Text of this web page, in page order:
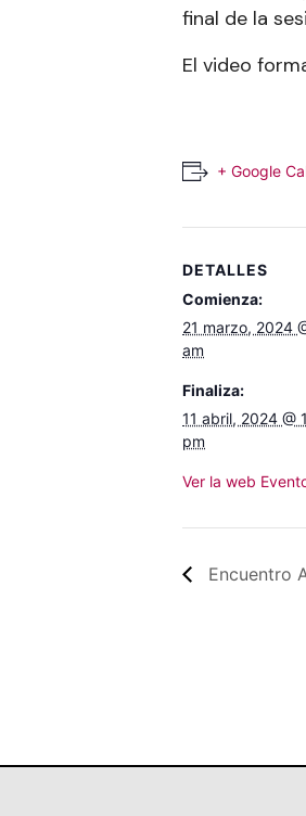
final de la
El video
+ Google
DETALLES
Comienza:
21 marzo, 2024
am
Finaliza:
11 abril, 2024 @
pm
Ver la web
Encuentro